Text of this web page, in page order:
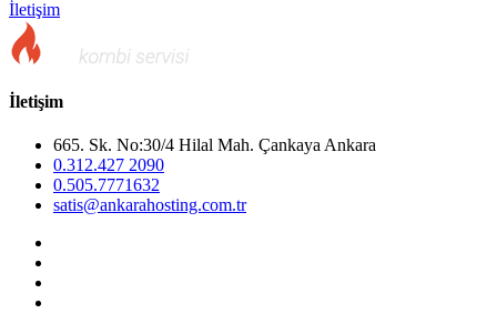
İletişim
İletişim
665. Sk. No:30/4 Hilal Mah. Çankaya Ankara
0.312.427 2090
0.505.7771632
satis@ankarahosting.com.tr